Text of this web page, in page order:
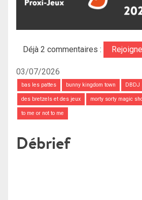
Déjà 2 commentaires :
03/07/2026
bas les pattes bunny kingdom town DBDJ
des bretzels et des jeux morty sorty magic
to me or not to me
Débrief